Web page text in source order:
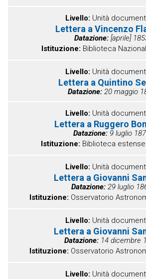
Livello Unità
Lettera a Vincenzo
Datazione [aprile]
Istituzione Biblioteca
Livello Unità
Lettera a Quintino
Datazione 20 maggio
Livello Unità
Lettera a Ruggero
Datazione 9 luglio
Istituzione Biblioteca
Livello Unità
Lettera a Giovanni
Datazione 29 luglio
Istituzione Osservatorio
Livello Unità
Lettera a Giovanni
Datazione 14 dicembre
Istituzione Osservatorio
Livello Unità